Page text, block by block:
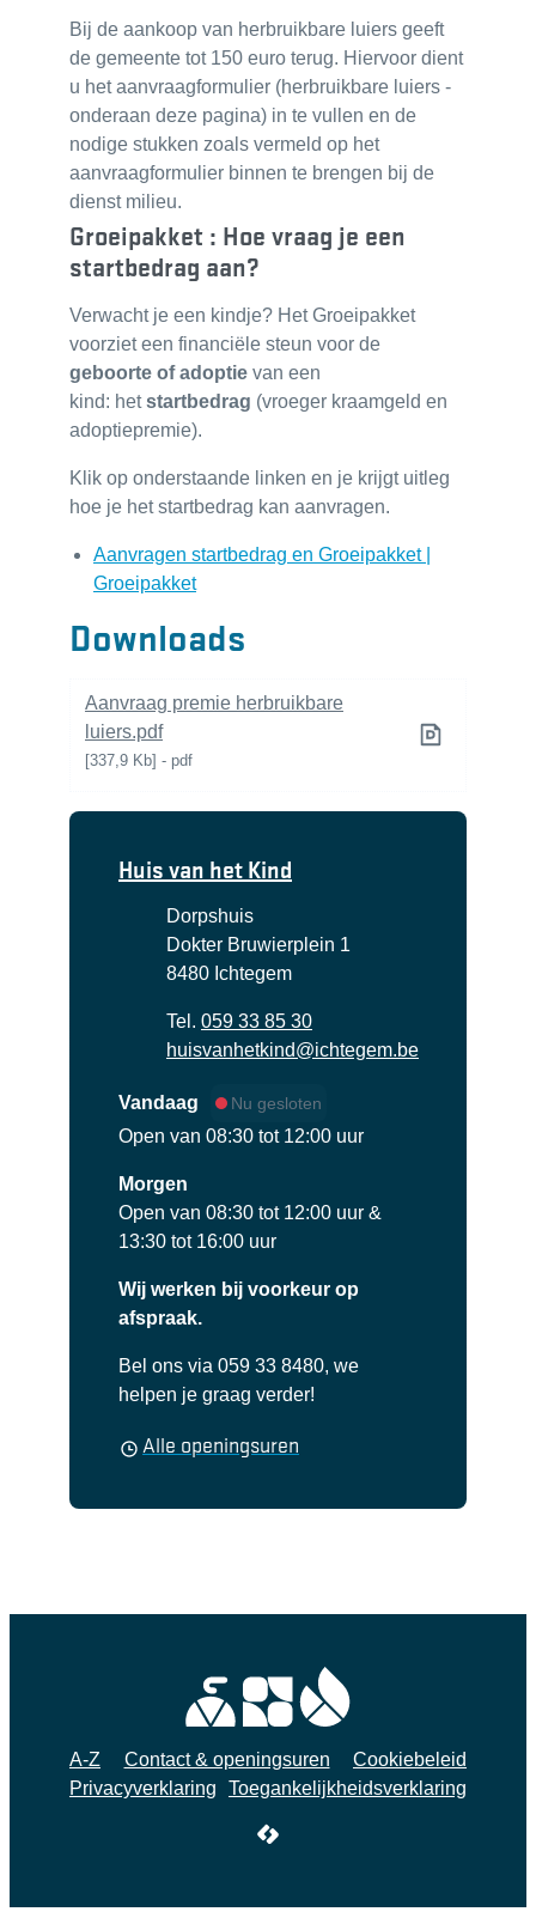
Bij de aankoop van herbruikbare luiers geeft
de gemeente tot 150 euro terug. Hiervoor dient
u het aanvraagformulier (herbruikbare luiers -
onderaan deze pagina) in te vullen en de
nodige stukken zoals vermeld op het
aanvraagformulier binnen te brengen bij de
dienst milieu.
Groeipakket : Hoe vraag je een
startbedrag aan?
Verwacht je een kindje? Het Groeipakket
voorziet een financiële steun voor de
geboorte of adoptie van een
kind: hetstartbedrag (vroeger kraamgeld en
adoptiepremie).
Klik op onderstaande linken en je krijgt uitleg
hoe je het startbedrag kan aanvragen.
Aanvragen startbedrag en Groeipakket |
Groeipakket
Downloads
Aanvraag premie herbruikbare
luiers.pdf
337,9 Kb pdf
Contact
Huis van het Kind
AdresDorpshuis
Dokter Bruwierplein 1
,8480 Ichtegem
059 33 85 30
E-mailhuisvanhetkind@ichtegem.be
Vandaag Nu gesloten
Open van 08:30 tot 12:00 uur
Morgen
Open van 08:30 tot 12:00 uur &
13:30 tot 16:00 uur
Wij werken bij voorkeur op
afspraak.
Bel ons via 059 33 8480, we
helpen je graag verder!
Alle openingsuren
A-Z Contact & openingsuren
Cookiebeleid
Privacyverklaring
Toegankelijkheidsverklaring
LCP nv 2026 ©